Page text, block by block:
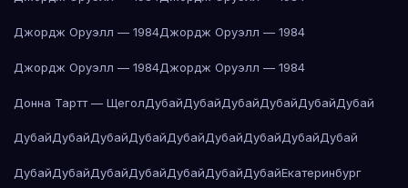
Джордж Оруэлл — 1984Джордж Оруэлл — 1984
Джордж Оруэлл — 1984Джордж Оруэлл — 1984
Донна Тартт — ЩеголДубайДубайДубайДубайДубайДубай
ДубайДубайДубайДубайДубайДубайДубайДубайДубай
ДубайДубайДубайДубайДубайДубайДубайЕкатеринбург